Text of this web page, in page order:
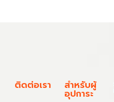
ติดต่อเรา สำหรับผู้
อุปการะ